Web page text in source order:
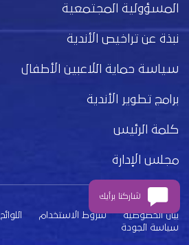
المسؤولية المجتمعية
نبذة عن تراخيص الأندية
سياسة حماية اللاعبين الأطفال
برامج تطوير الأندية
كلمة الرئيس
مجلس الإدارة
بيان الخصوصية شروط الاستخدام اللوائح
سياسة الجودة
شاركنا برأيك